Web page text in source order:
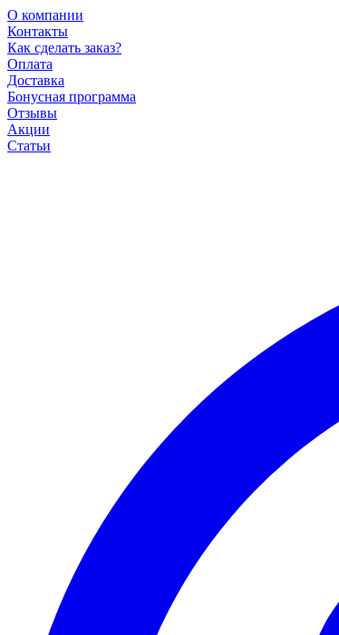
О компании
Контакты
Как сделать заказ?
Оплата
Доставка
Бонусная программа
Отзывы
Акции
Статьи